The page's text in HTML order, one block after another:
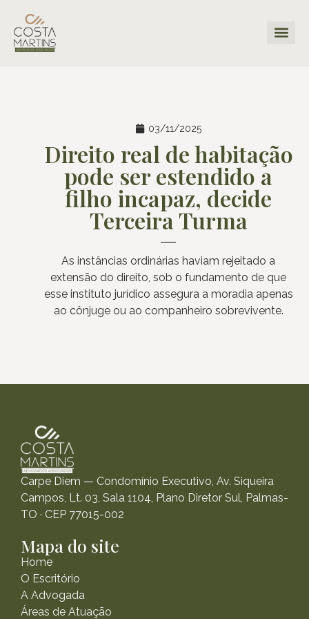
03/11/2025
Direito real de habitação
pode ser estendido a
filho incapaz, decide
Terceira Turma
As instâncias ordinárias haviam rejeitado a
extensão do direito, sob o fundamento de que
esse instituto jurídico assegura a moradia apenas
ao cônjuge ou ao companheiro sobrevivente.
Carpe Diem — Condomínio Executivo, Av. Siqueira
Campos, Lt. 03, Sala 1104, Plano Diretor Sul, Palmas-
TO · CEP 77015-002
Mapa do site
Home
O Escritório
A Advogada
Áreas de Atuação